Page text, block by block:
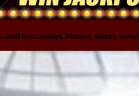
Judi Bola Sbobet, Maxbet, Ibcbet,